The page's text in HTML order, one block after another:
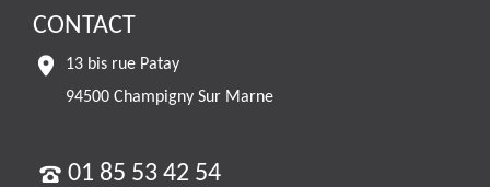
CONTACT
13 bis rue Patay
94500 Champigny Sur Marne
01 85 53 42 54